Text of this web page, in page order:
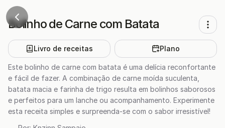
Bolinho de Carne com Batata
Livro de receitas Plano
Este bolinho de carne com batata é uma delícia reconfortante
e fácil de fazer. A combinação de carne moída suculenta,
batata macia e farinha de trigo resulta em bolinhos saborosos
e perfeitos para um lanche ou acompanhamento. Experimente
esta receita simples e surpreenda-se com o sabor irresistível!